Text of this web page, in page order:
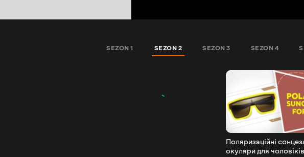
SEZON 1 SEZON 2 SEZON 3 SEZON 4
Поляризаційні
окуляри для чоловіків